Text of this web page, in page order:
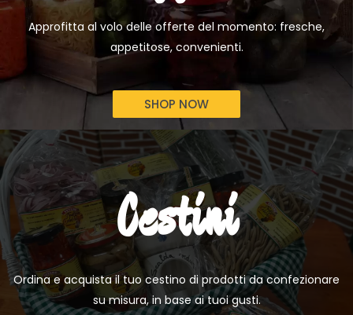
Approfitta al volo delle offerte del momento: fresche,
appetitose, convenienti.
SHOP NOW
Cestini
Ordina e acquista il tuo cestino di prodotti da confezionare
su misura, in base ai tuoi gusti.